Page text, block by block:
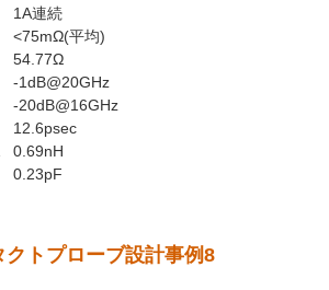
1A連続
<75mΩ(平均)
54.77Ω
-1dB@20GHz
-20dB@16GHz
12.6psec
0.69nH
0.23pF
トプローブ設計事例8